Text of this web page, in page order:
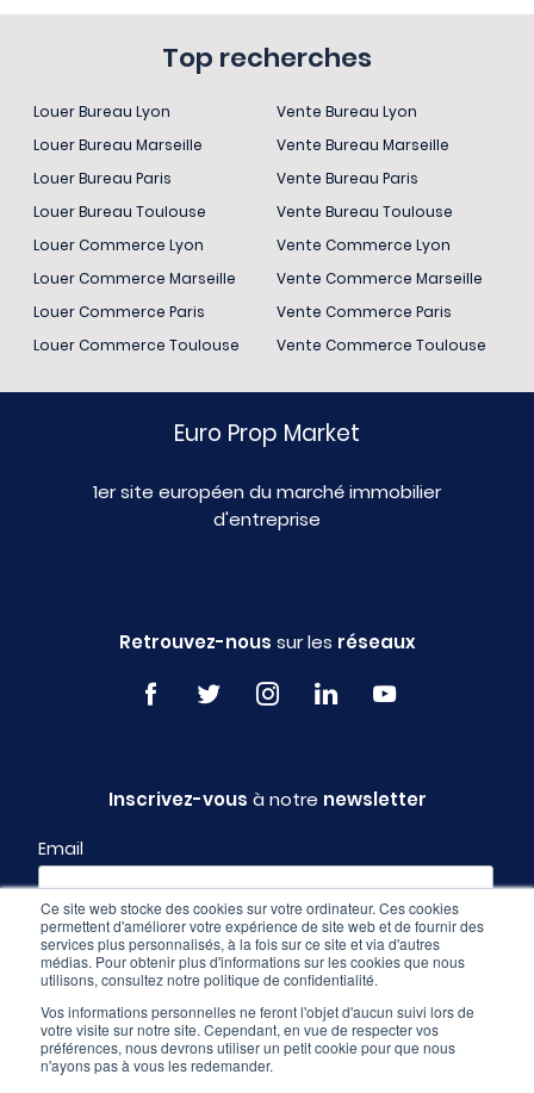
Ce site web stocke des cookies sur votre ordinateur. Ces cookies
permettent d'améliorer votre expérience de site web et de fournir des
services plus personnalisés, à la fois sur ce site et via d'autres
médias. Pour obtenir plus d'informations sur les cookies que nous
utilisons, consultez notre politique de confidentialité.
Vos informations personnelles ne feront l'objet d'aucun suivi lors de
votre visite sur notre site. Cependant, en vue de respecter vos
préférences, nous devrons utiliser un petit cookie pour que nous
n'ayons pas à vous les redemander.
Top recherches
Louer Bureau Lyon
Louer Bureau Marseille
Louer Bureau Paris
Louer Bureau Toulouse
Louer Commerce Lyon
Louer Commerce Marseille
Louer Commerce Paris
Louer Commerce Toulouse
Vente Bureau Lyon
Vente Bureau Marseille
Vente Bureau Paris
Vente Bureau Toulouse
Vente Commerce Lyon
Vente Commerce Marseille
Vente Commerce Paris
Vente Commerce Toulouse
Euro Prop Market
1er site européen du marché immobilier
d'entreprise
Retrouvez-nous sur les réseaux
Inscrivez-vous à notre newsletter
Email
Profil